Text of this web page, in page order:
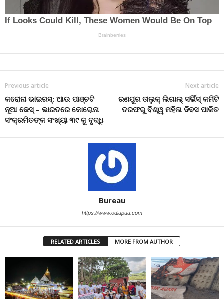
Previous article
କରୋନା ଭାଇରସ୍: ଆଉ ପାଞ୍ଚଟି
ନୂଆ କେସ୍ – ଭାରତରେ କୋରୋନା
ସଂକ୍ରମିତଙ୍କ ସଂଖ୍ୟା ୩୯ କୁ ବୃଦ୍ଧି
Next article
ରଣପୁର ତାଲୁକ୍ ଲିଗାଲ୍ ସର୍ଭିସ୍ କମିଟି
ତରଫରୁ ବିଶ୍ୱ ମହିଳା ଦିବସ ପାଳିତ
Bureau
https://www.odiapua.com
RELATED ARTICLES MORE FROM AUTHOR